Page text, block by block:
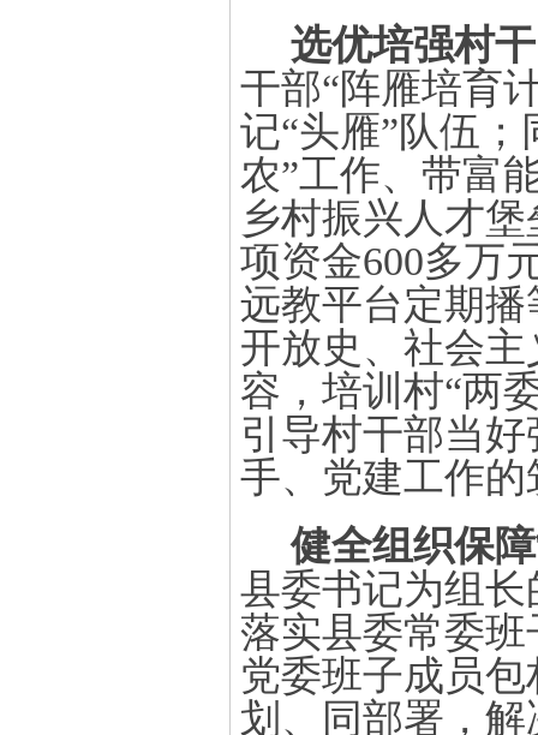
选优培强村
干部“阵雁培育
记“头雁”队伍
农”工作、带富
乡村振兴人才
项资金600多万
远教平台定期
开放史、社会
容，培训村“两
引导村干部当
手、党建工作的
健全组织保
县委书记为组
落实县委常委
党委班子成员
划、同部署，